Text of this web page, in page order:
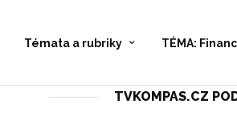
Témata a rubriky TÉMA:
TVKOMPAS.CZ